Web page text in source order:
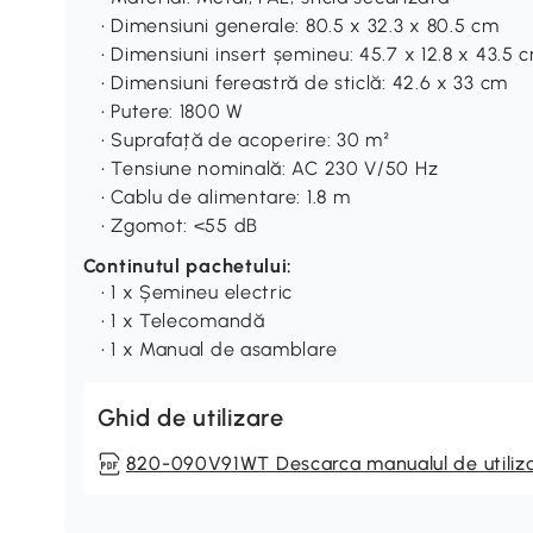
• Dimensiuni generale: 80.5 x 32.3 x 80.5 cm
• Dimensiuni insert șemineu: 45.7 x 12.8 x 43.5
• Dimensiuni fereastră de sticlă: 42.6 x 33 cm
• Putere: 1800 W
• Suprafață de acoperire: 30 m²
• Tensiune nominală: AC 230 V/50 Hz
• Cablu de alimentare: 1.8 m
• Zgomot: <55 dB
Continutul pachetului:
• 1 x Șemineu electric
• 1 x Telecomandă
• 1 x Manual de asamblare
Ghid de utilizare
820-090V91WT Descarca manualul de